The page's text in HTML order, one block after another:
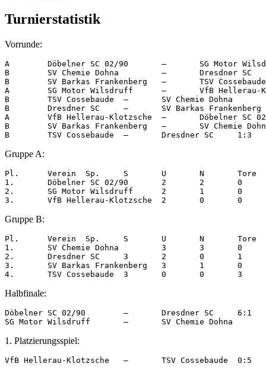
Turnierstatistik
Vorrunde:
A	 Döbelner SC 02/90	 –	 SG Motor Wilsdruff	 4:2
B	 SV Chemie Dohna	 –	 Dresdner SC	 4:0
B	 SV Barkas Frankenberg	 –	 TSV Cossebaude	 2:0
A	 SG Motor Wilsdruff	 –	 VfB Hellerau-Klotzsche	 6:1
B	 TSV Cossebaude	 –	 SV Chemie Dohna	 0:2
B	 Dresdner SC	 –	 SV Barkas Frankenberg	 6:2
A	 VfB Hellerau-Klotzsche	 –	 Döbelner SC 02/90	 0:4
B	 SV Barkas Frankenberg	 –	 SV Chemie Dohna	 3:6
Gruppe A:
Pl.	 Verein	 Sp.	 S	 U	 N	 Tore	 Pkt.
1.	 Döbelner SC 02/90	 2	 2	 0	 0	 7:3	 6
2.	 SG Motor Wilsdruff	 2	 1	 0	 1	 8:5	 3
Gruppe B:
Pl.	 Verein	 Sp.	 S	 U	 N	 Tore	 Pkt.
1.	 SV Chemie Dohna	 3	 3	 0	 0	 12:  3	 9
2.	 Dresdner SC	 3	 2	 0	 1	   9:  7	 6
3.	 SV Barkas Frankenberg	 3	 1	 0	 2	   7:12	 3
Halbfinale:
Döbelner SC 02/90	 –	 Dresdner SC	 6:1
1. Platzierungsspiel: